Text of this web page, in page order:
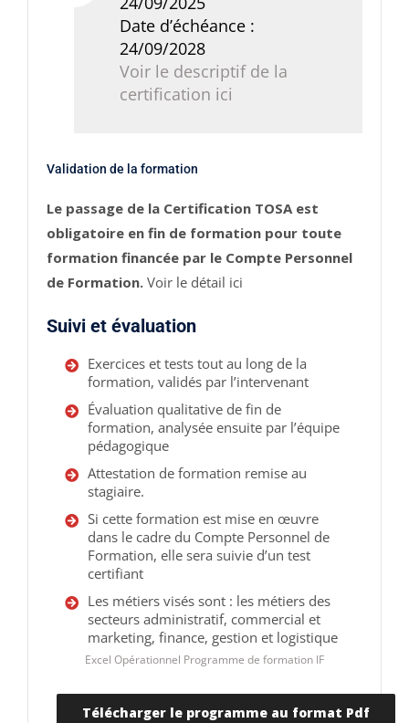
Date d’échéance :
24/09/2028
Voir le descriptif de la
certification ici
Validation de la formation
Le passage de la Certification TOSA est
obligatoire en fin de formation pour toute
formation financée par le Compte Personnel
de Formation. Voir le détail ici
Suivi et évaluation
Exercices et tests tout au long de la
formation, validés par l’intervenant
Évaluation qualitative de fin de
formation, analysée ensuite par l’équipe
pédagogique
Attestation de formation remise au
stagiaire.
Si cette formation est mise en œuvre
dans le cadre du Compte Personnel de
Formation, elle sera suivie d’un test
certifiant
Les métiers visés sont : les métiers des
secteurs administratif, commercial et
marketing, finance, gestion et logistique
Excel Opérationnel Programme de formation IF
Télécharger le programme au format Pdf